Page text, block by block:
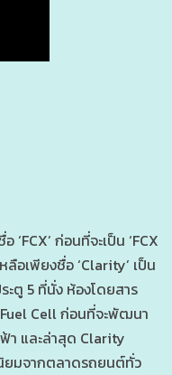
ก่อนที่จะเป็น ‘FCX
ลือเพียงชื่อ ‘Clarity’ เป็น
ะตู 5 ที่นั่ง ห้องโดยสาร
Fuel Cell ก่อนที่จะพัฒนา
า และล่าสุด Clarity
ยมจากตลาดรถยนต์ทั่ว